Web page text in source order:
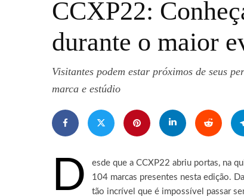
CCXP22:
durante o maior
Visitantes podem estar próximos de seus
marca e estúdio
D
esde que a CCXP22 abriu portas, na
104 marcas presentes nesta edição.
tão incrível que é impossível passar